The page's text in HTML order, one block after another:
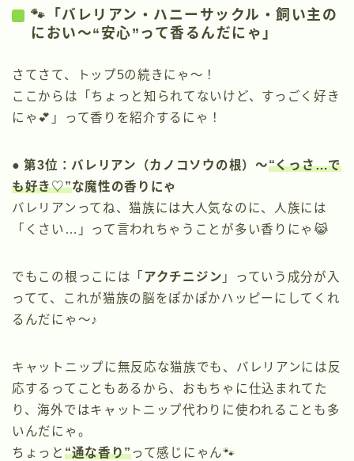
🐾「バレリアン・ハニーサックル・飼い主の
におい〜“安心”って香るんだにゃ」
さてさて、トップ5の続きにゃ〜！
ここからは「ちょっと知られてないけど、すっごく好き
にゃ💕」って香りを紹介するにゃ！
● 第3位：バレリアン（カノコソウの根）〜“くっさ…で
も好き♡”な魔性の香りにゃ
バレリアンってね、猫族には大人気なのに、人族には
「くさい…」って言われちゃうことが多い香りにゃ😹
でもこの根っこには「 アクチニジン 」っていう成分が入
ってて、これが猫族の脳をぽかぽかハッピーにしてくれ
るんだにゃ〜♪
キャットニップに無反応な猫族でも、バレリアンには反
応するってこともあるから、おもちゃに仕込まれてた
り、海外ではキャットニップ代わりに使われることも多
いんだにゃ。
ちょっと “通な香り”って感じにゃん🐾